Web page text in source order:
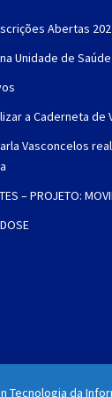
Abertas
Unidade de
a Caderneta de
Vasconcelos
– PROJETO:
Tecnologia da